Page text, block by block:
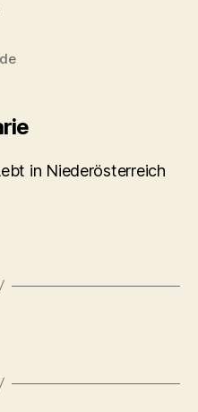
in Niederösterreich